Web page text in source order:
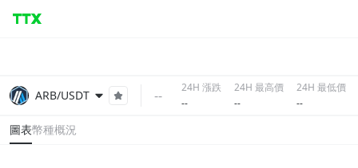
ARB/USDT --
24H 漲跌
--
24H 最高價
--
24H 最低價
--
圖表幣種概況